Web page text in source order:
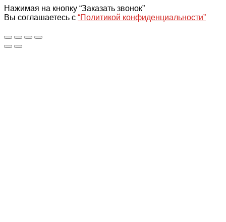
Нажимая на кнопку “Заказать звонок”
Вы соглашаетесь с “Политикой конфиденциальности”